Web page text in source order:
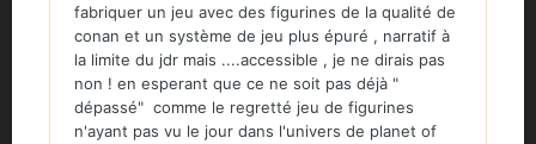
fabriquer un jeu avec des figurines de la qualité de
conan et un système de jeu plus épuré , narratif à
la limite du jdr mais ....accessible , je ne dirais pas
non ! en esperant que ce ne soit pas déjà "
dépassé" comme le regretté jeu de figurines
n'ayant pas vu le jour dans l'univers de planet of